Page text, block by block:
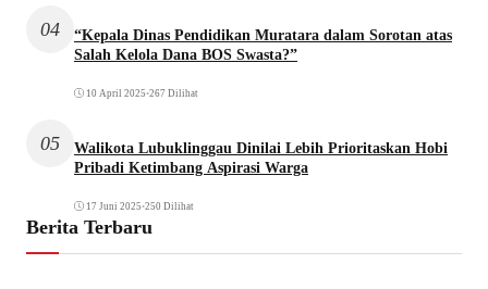
04
“Kepala Dinas Pendidikan Muratara dalam Sorotan atas
Salah Kelola Dana BOS Swasta?”
10 April 2025 •267 Dilihat
05
Walikota Lubuklinggau Dinilai Lebih Prioritaskan Hobi
Pribadi Ketimbang Aspirasi Warga
17 Juni 2025 •250 Dilihat
Berita Terbaru